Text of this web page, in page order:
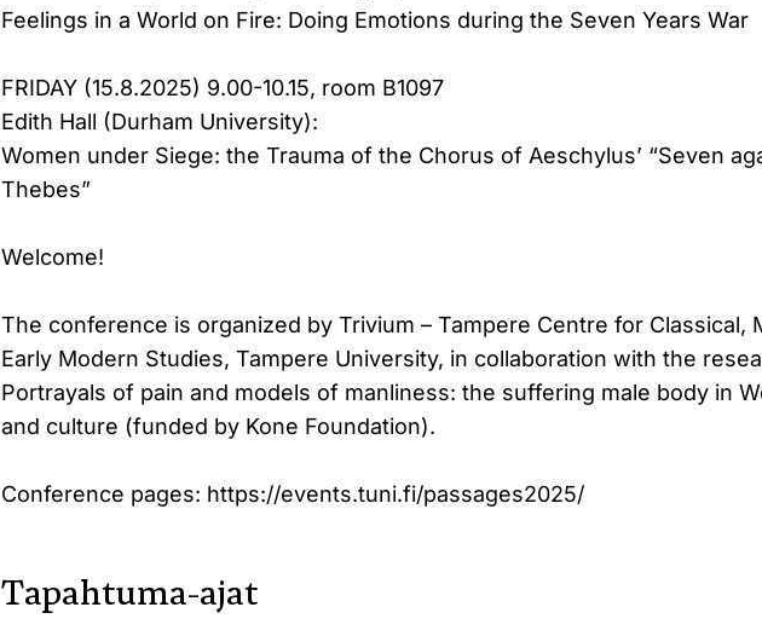
Feelings in a World on Fire: Doing Emotions during the Seven Years War
FRIDAY (15.8.2025) 9.00-10.15, room B1097
Edith Hall (Durham University):
Women under Siege: the Trauma of the Chorus of Aeschylus’ “Seven
Thebes”
Welcome!
The conference is organized by Trivium – Tampere Centre for Classical,
Early Modern Studies, Tampere University, in collaboration with the
Portrayals of pain and models of manliness: the suffering male body in
and culture (funded by Kone Foundation).
Conference pages: https://events.tuni.fi/passages2025/
Tapahtuma-ajat